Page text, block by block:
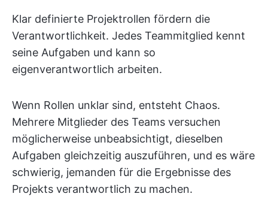
Klar definierte Projektrollen fördern die
Verantwortlichkeit. Jedes Teammitglied kennt
seine Aufgaben und kann so
eigenverantwortlich arbeiten.
Wenn Rollen unklar sind, entsteht Chaos.
Mehrere Mitglieder des Teams versuchen
möglicherweise unbeabsichtigt, dieselben
Aufgaben gleichzeitig auszuführen, und es wäre
schwierig, jemanden für die Ergebnisse des
Projekts verantwortlich zu machen.